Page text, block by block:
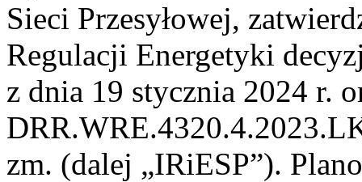
Sieci Przesyłowej,
Regulacji Energetyki
z dnia 19 stycznia 2024 r.
zm. (dalej „IRiESP”).